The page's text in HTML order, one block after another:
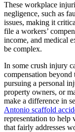
These workplace
negligence, such as
issues, making it
file a workers’
income, and medical
be complex.
In some crush injury
compensation beyond
pursuing a personal
property owners, or
make a difference in
Antonio scaffold
representation to help
that fairly addresses